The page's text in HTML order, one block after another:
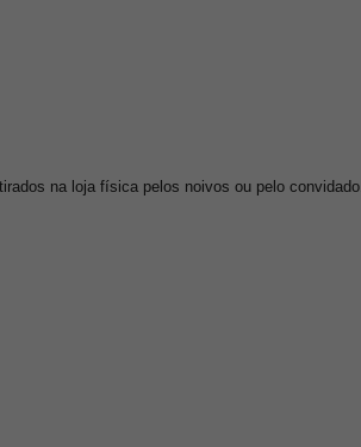
na loja física pelos noivos ou pelo convidado.